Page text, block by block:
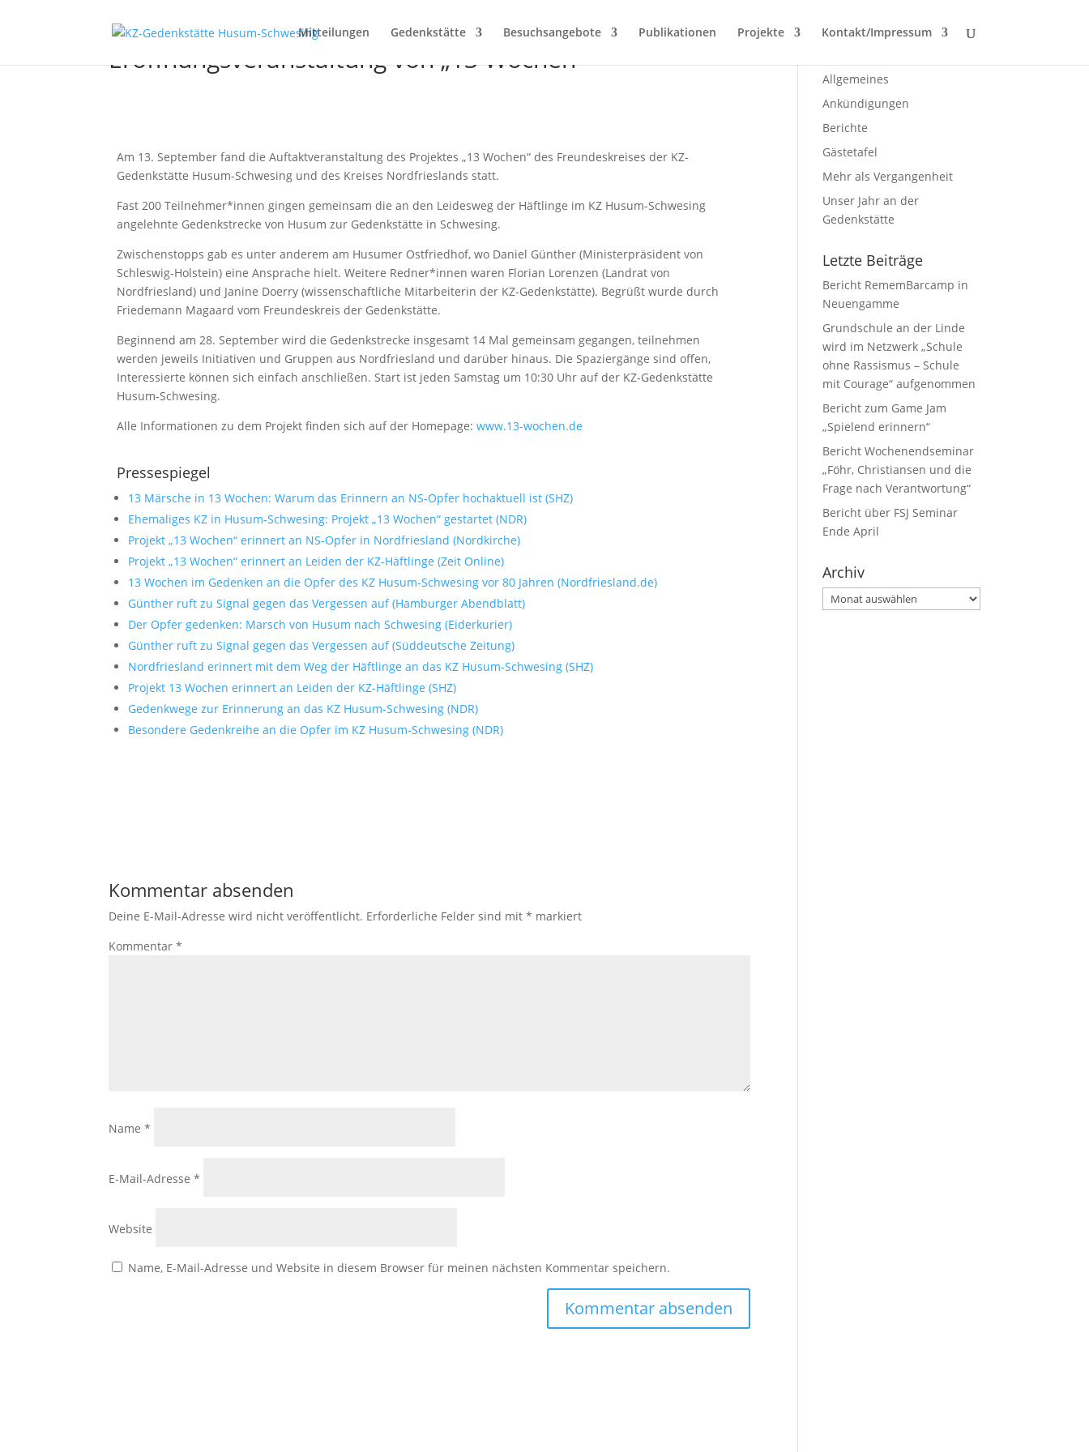
Mitteilungen Gedenkstätte Besuchsangebote Publikationen Projekte Kontakt/Impressum
Eröffnungsveranstaltung von „13 Wochen“
Am 13. September fand die Auftaktveranstaltung des Projektes „13 Wochen“ des Freundeskreises der KZ-
Gedenkstätte Husum-Schwesing und des Kreises Nordfrieslands statt.
Fast 200 Teilnehmer*innen gingen gemeinsam die an den Leidesweg der Häftlinge im KZ Husum-Schwesing
angelehnte Gedenkstrecke von Husum zur Gedenkstätte in Schwesing.
Zwischenstopps gab es unter anderem am Husumer Ostfriedhof, wo Daniel Günther (Ministerpräsident von
Schleswig-Holstein) eine Ansprache hielt. Weitere Redner*innen waren Florian Lorenzen (Landrat von
Nordfriesland) und Janine Doerry (wissenschaftliche Mitarbeiterin der KZ-Gedenkstätte). Begrüßt wurde durch
Friedemann Magaard vom Freundeskreis der Gedenkstätte.
Beginnend am 28. September wird die Gedenkstrecke insgesamt 14 Mal gemeinsam gegangen, teilnehmen
werden jeweils Initiativen und Gruppen aus Nordfriesland und darüber hinaus. Die Spaziergänge sind offen,
Interessierte können sich einfach anschließen. Start ist jeden Samstag um 10:30 Uhr auf der KZ-Gedenkstätte
Husum-Schwesing.
Alle Informationen zu dem Projekt finden sich auf der Homepage:www.13-wochen.de
Pressespiegel
13 Märsche in 13 Wochen: Warum das Erinnern an NS-Opfer hochaktuell ist (SHZ)
Ehemaliges KZ in Husum-Schwesing: Projekt „13 Wochen“ gestartet (NDR)
Projekt „13 Wochen“ erinnert an NS-Opfer in Nordfriesland (Nordkirche)
Projekt „13 Wochen“ erinnert an Leiden der KZ-Häftlinge (Zeit Online)
13 Wochen im Gedenken an die Opfer des KZ Husum-Schwesing vor 80 Jahren (Nordfriesland.de)
Günther ruft zu Signal gegen das Vergessen auf (Hamburger Abendblatt)
Der Opfer gedenken: Marsch von Husum nach Schwesing (Eiderkurier)
Günther ruft zu Signal gegen das Vergessen auf (Süddeutsche Zeitung)
Nordfriesland erinnert mit dem Weg der Häftlinge an das KZ Husum-Schwesing (SHZ)
Projekt 13 Wochen erinnert an Leiden der KZ-Häftlinge (SHZ)
Gedenkwege zur Erinnerung an das KZ Husum-Schwesing (NDR)
Besondere Gedenkreihe an die Opfer im KZ Husum-Schwesing (NDR)
Kommentar absenden
Deine E-Mail-Adresse wird nicht veröffentlicht. Erforderliche Felder sind mit* markiert
Kommentar*
Name*
E-Mail-Adresse*
Website
Name, E-Mail-Adresse und Website in diesem Browser für meinen nächsten Kommentar speichern.
Allgemeines
Ankündigungen
Berichte
Gästetafel
Mehr als Vergangenheit
Unser Jahr an der
Gedenkstätte
Letzte Beiträge
Bericht RememBarcamp in
Neuengamme
Grundschule an der Linde
wird im Netzwerk „Schule
ohne Rassismus – Schule
mit Courage“ aufgenommen
Bericht zum Game Jam
„Spielend erinnern“
Bericht Wochenendseminar
„Föhr, Christiansen und die
Frage nach Verantwortung“
Bericht über FSJ Seminar
Ende April
Archiv
Archiv